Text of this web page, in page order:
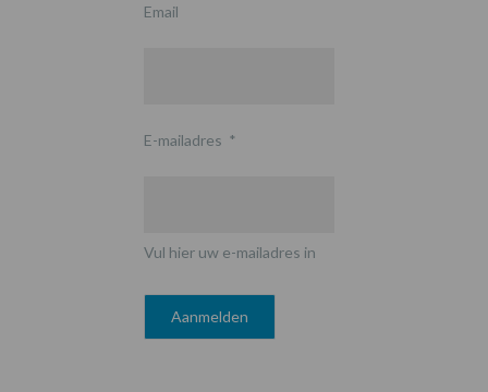
Email
E-mailadres *
Vul hier uw e-mailadres in